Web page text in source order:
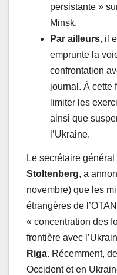
persistante »
Minsk.
Par ailleurs, il
emprunte la
confrontation
journal. À cette
limiter les
ainsi que
l’Ukraine.
Le secrétaire général
Stoltenberg, a
novembre) que les
étrangères de
« concentration des
frontière avec
Riga. Récemment,
Occident et en